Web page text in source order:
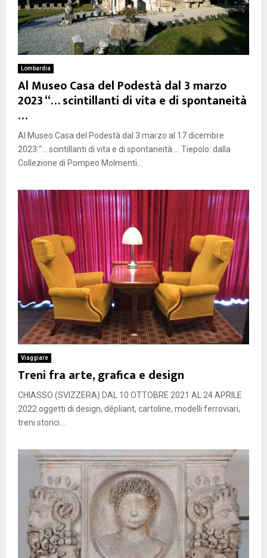
Lombardia
Al Museo Casa del Podestà dal 3 marzo
2023 “… scintillanti di vita e di spontaneità
…
Al Museo Casa del Podestà dal 3 marzo al 17 dicembre
2023:“… scintillanti di vita e di spontaneità … Tiepolo: dalla
Collezione di Pompeo Molmenti...
Viaggiare
Treni fra arte, grafica e design
CHIASSO (SVIZZERA) DAL 10 OTTOBRE 2021 AL 24 APRILE
2022 oggetti di design, dépliant, cartoline, modelli ferroviari,
treni storici....